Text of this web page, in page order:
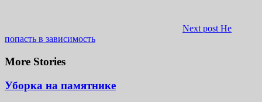
Next post Не
попасть в зависимость
More Stories
Уборка на памятнике